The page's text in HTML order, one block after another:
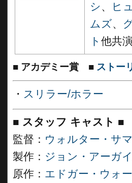
シ、
ヒ
ムズ、
ト 他共
■ アカデミー賞 ■ ストー
・ スリラー/ホラー
■ スタッフ キャスト ■
監督： ウォルター・サ
製作： ジョン・アーガ
原作： エドガー・ウォ